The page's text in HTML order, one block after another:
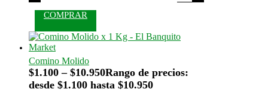
COMPRAR
Comino Molido
$1.100 – $10.950Rango de precios:
desde $1.100 hasta $10.950